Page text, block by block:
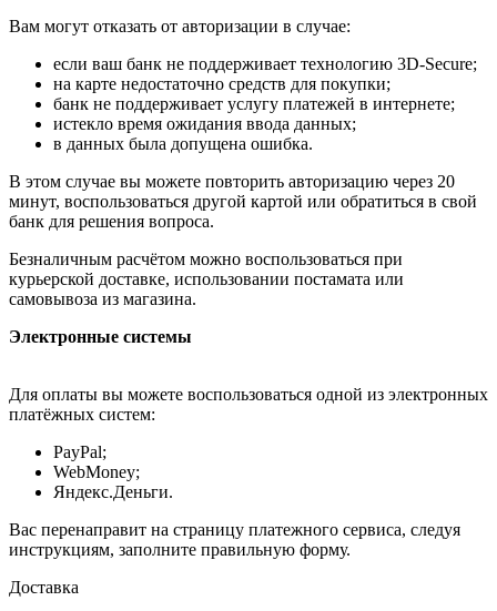
Вам могут отказать от авторизации в случае:
если ваш банк не поддерживает технологию 3D-Secure;
на карте недостаточно средств для покупки;
банк не поддерживает услугу платежей в интернете;
истекло время ожидания ввода данных;
в данных была допущена ошибка.
В этом случае вы можете повторить авторизацию через 20
минут, воспользоваться другой картой или обратиться в свой
банк для решения вопроса.
Безналичным расчётом можно воспользоваться при
курьерской доставке, использовании постамата или
самовывоза из магазина.
Электронные системы
Для оплаты вы можете воспользоваться одной из электронных
платёжных систем:
PayPal;
WebMoney;
Яндекс.Деньги.
Вас перенаправит на страницу платежного сервиса, следуя
инструкциям, заполните правильную форму.
Доставка